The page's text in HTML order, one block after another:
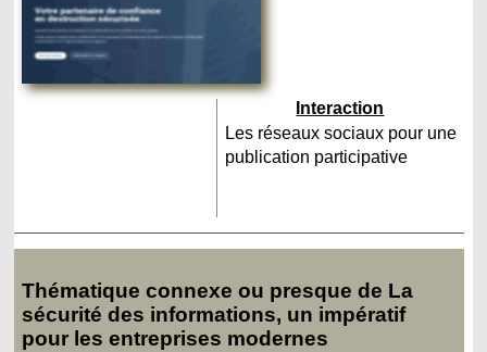
Interaction
Les réseaux sociaux pour une
publication participative
Thématique connexe ou presque de La
sécurité des informations, un impératif
pour les entreprises modernes